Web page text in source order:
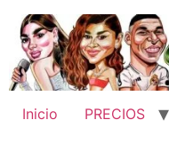
contenido
Inicio PRECIOS